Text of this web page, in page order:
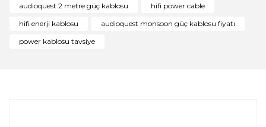
Ürün fiyatı diğer sitelerden daha pahalı.
Bu ürüne benzer farklı alternatifler olmalı.
audioquest 2 metre güç kablosu
hifi power cable
hifi enerji kablosu
audioquest monsoon güç kablosu fiyatı
power kablosu tavsiye